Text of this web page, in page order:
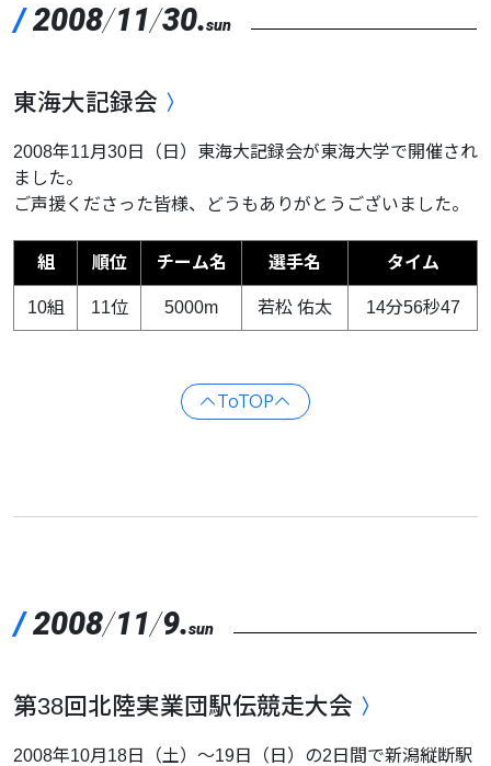
/2008/11/30.sun
東海大記録会
2008年11月30日（日）東海大記録会が東海大学で開催され
ました。
ご声援くださった皆様、どうもありがとうございました。
組 順位 チーム名 選手名 タイム
10組 11位 5000m 若松 佑太 14分56秒47
ToTOP
/2008/11/9.sun
第38回北陸実業団駅伝競走大会
2008年10月18日（土）〜19日（日）の2日間で新潟縦断駅